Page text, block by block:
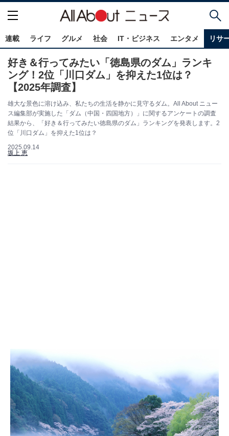
連載 ライフ グルメ 社会 IT・ビジネス エンタメ リサ
好き＆行ってみたい「徳島県のダム」ランキ
ング！2位「川口ダム」を抑えた1位は？
【2025年調査】
雄大な景色に溶け込み、私たちの生活を静かに見守るダム。All About ニュー
ス編集部が実施した「ダム（中国・四国地方）」に関するアンケートの調査
結果から、「好き＆行ってみたい徳島県のダム」ランキングを発表します。2
位「川口ダム」を抑えた1位は？
2025.09.14
坂上 恵